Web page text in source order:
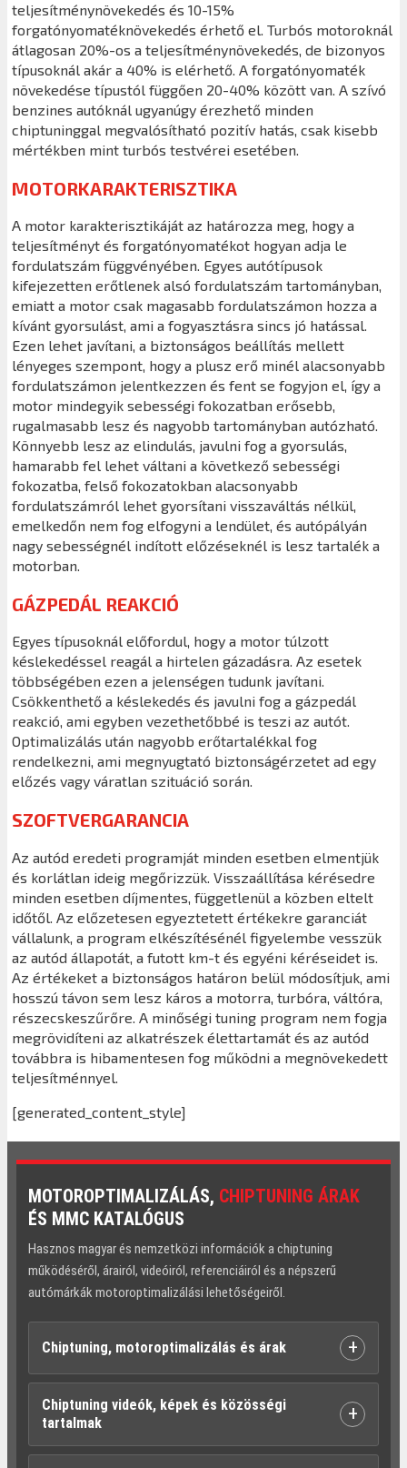
teljesítménynövekedés és 10-15%
forgatónyomatéknövekedés érhető el. Turbós motoroknál
átlagosan 20%-os a teljesítménynövekedés, de bizonyos
típusoknál akár a 40% is elérhető. A forgatónyomaték
növekedése típustól függően 20-40% között van. A szívó
benzines autóknál ugyanúgy érezhető minden
chiptuninggal megvalósítható pozitív hatás, csak kisebb
mértékben mint turbós testvérei esetében.
MOTORKARAKTERISZTIKA
A motor karakterisztikáját az határozza meg, hogy a
teljesítményt és forgatónyomatékot hogyan adja le
fordulatszám függvényében. Egyes autótípusok
kifejezetten erőtlenek alsó fordulatszám tartományban,
emiatt a motor csak magasabb fordulatszámon hozza a
kívánt gyorsulást, ami a fogyasztásra sincs jó hatással.
Ezen lehet javítani, a biztonságos beállítás mellett
lényeges szempont, hogy a plusz erő minél alacsonyabb
fordulatszámon jelentkezzen és fent se fogyjon el, így a
motor mindegyik sebességi fokozatban erősebb,
rugalmasabb lesz és nagyobb tartományban autózható.
Könnyebb lesz az elindulás, javulni fog a gyorsulás,
hamarabb fel lehet váltani a következő sebességi
fokozatba, felső fokozatokban alacsonyabb
fordulatszámról lehet gyorsítani visszaváltás nélkül,
emelkedőn nem fog elfogyni a lendület, és autópályán
nagy sebességnél indított előzéseknél is lesz tartalék a
motorban.
GÁZPEDÁL REAKCIÓ
Egyes típusoknál előfordul, hogy a motor túlzott
késlekedéssel reagál a hirtelen gázadásra. Az esetek
többségében ezen a jelenségen tudunk javítani.
Csökkenthető a késlekedés és javulni fog a gázpedál
reakció, ami egyben vezethetőbbé is teszi az autót.
Optimalizálás után nagyobb erőtartalékkal fog
rendelkezni, ami megnyugtató biztonságérzetet ad egy
előzés vagy váratlan szituáció során.
SZOFTVERGARANCIA
Az autód eredeti programját minden esetben elmentjük
és korlátlan ideig megőrizzük. Visszaállítása kérésedre
minden esetben díjmentes, függetlenül a közben eltelt
időtől. Az előzetesen egyeztetett értékekre garanciát
vállalunk, a program elkészítésénél figyelembe vesszük
az autód állapotát, a futott km-t és egyéni kéréseidet is.
Az értékeket a biztonságos határon belül módosítjuk, ami
hosszú távon sem lesz káros a motorra, turbóra, váltóra,
részecskeszűrőre. A minőségi tuning program nem fogja
megrövidíteni az alkatrészek élettartamát és az autód
továbbra is hibamentesen fog működni a megnövekedett
teljesítménnyel.
[generated_content_style]
MOTOROPTIMALIZÁLÁS, CHIPTUNING ÁRAK
ÉS MMC KATALÓGUS
Hasznos magyar és nemzetközi információk a chiptuning
működéséről, árairól, videóiról, referenciáiról és a népszerű
autómárkák motoroptimalizálási lehetőségeiről.
Chiptuning, motoroptimalizálás és árak +
Chiptuning videók, képek és közösségi
tartalmak
+